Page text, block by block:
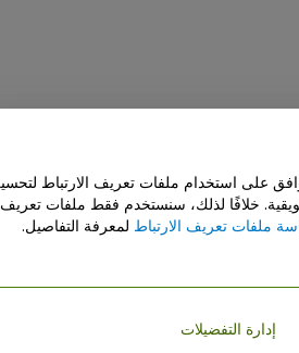
بنا
2026
تفاصيل الشركة
على استخدام ملفات تعريف الارتباط
خلافًا لذلك، سنستخدم فقط ملفات تعريف
ملفات تعريف الارتباط لمعرفة التفاصيل.
إدارة التفضيلات